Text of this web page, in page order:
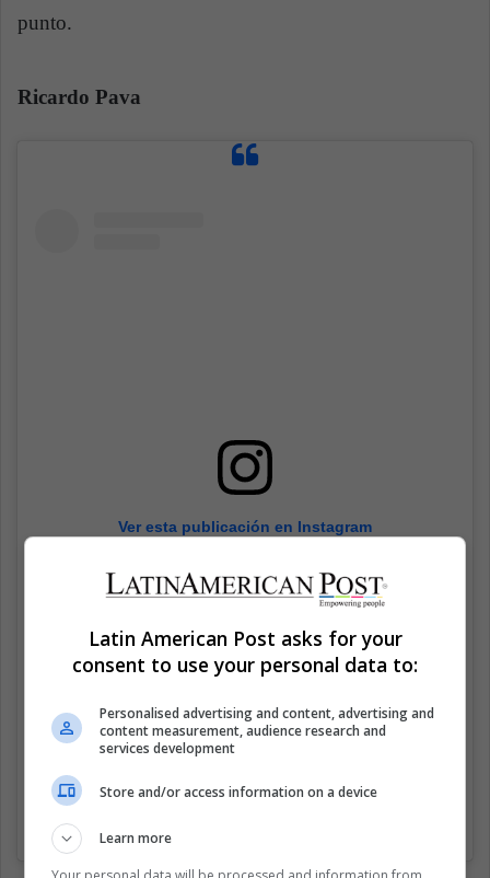
punto.
Ricardo Pava
Ver esta publicación en Instagram
Latin American Post asks for your
consent to use your personal data to:
Personalised advertising and content, advertising and
content measurement, audience research and
services development
Store and/or access information on a device
Learn more